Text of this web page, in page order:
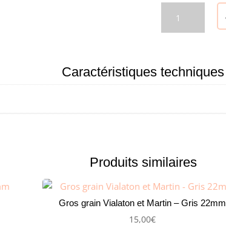
présentation
chapeaux
40
Caractéristiques techniques
Produits similaires
Gros grain Vialaton et Martin – Gris 22mm
15,00€